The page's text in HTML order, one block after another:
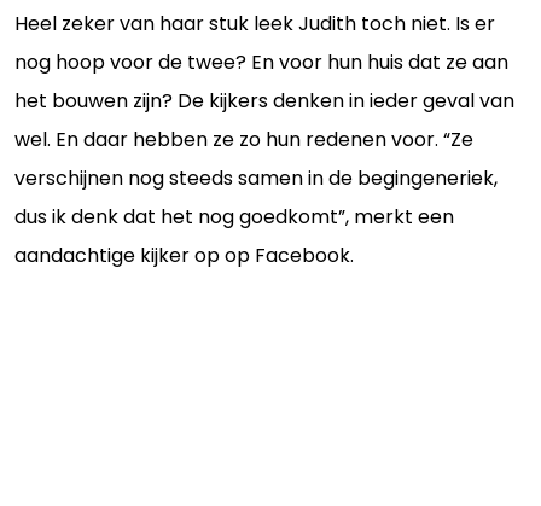
Heel zeker van haar stuk leek Judith toch niet. Is er
nog hoop voor de twee? En voor hun huis dat ze aan
het bouwen zijn? De kijkers denken in ieder geval van
wel. En daar hebben ze zo hun redenen voor. “Ze
verschijnen nog steeds samen in de begingeneriek,
dus ik denk dat het nog goedkomt”, merkt een
aandachtige kijker op op Facebook.